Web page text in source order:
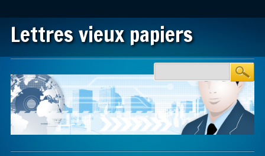
Lettres vieux papiers
Main menu